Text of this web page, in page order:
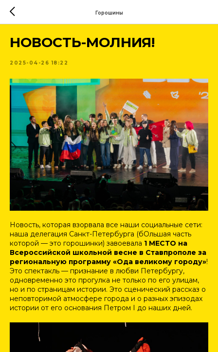
Горошины
НОВОСТЬ-МОЛНИЯ!
2025-04-26 18:22
Новость, которая взорвала все наши социальные сети:
наша делегация Санкт-Петербурга (бОльшая часть
которой — это горошинки) завоевала 1 МЕСТО на
Всероссийской школьной весне в Ставпрополе за
региональную программу «Ода великому городу»!
Это спектакль — признание в любви Петербургу,
одновременно это прогулка не только по его улицам,
но и по страницам истории. Это сценический рассказ о
неповторимой атмосфере города и о разных эпизодах
истории от его основания Петром I до наших дней.